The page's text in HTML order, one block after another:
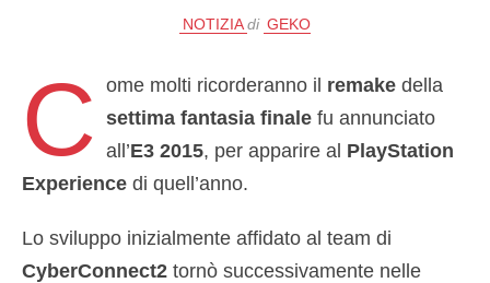
NOTIZIA di GEKO
C ome molti ricorderanno il remake della
settima fantasia finale fu annunciato
all’E3 2015, per apparire al PlayStation
Experience di quell’anno.
Lo sviluppo inizialmente affidato al team di
CyberConnect2 tornò successivamente nelle